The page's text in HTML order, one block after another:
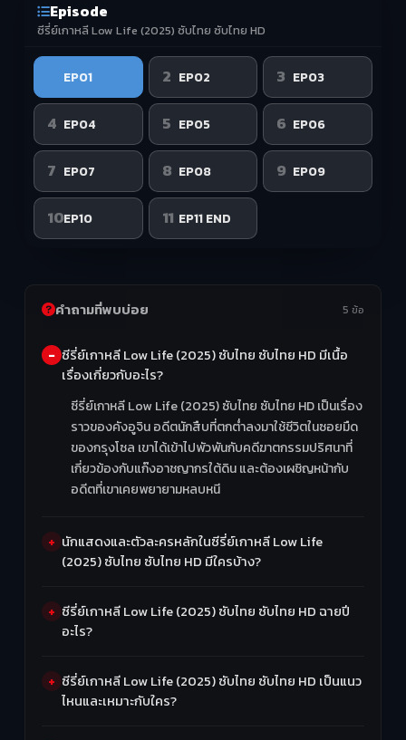
Episode
ซีรี่ย์เกาหลี Low Life (2025) ซับไทย ซับไทย HD
EP01 2 EP02 3 EP03
4 EP04 5 EP05 6 EP06
7 EP07 8 EP08 9 EP09
10EP10 11 EP11 END
คำถามที่พบบ่อย 5 ข้อ
ซีรี่ย์เกาหลี Low Life (2025) ซับไทย ซับไทย HD มีเนื้อ
เรื่องเกี่ยวกับอะไร?
ซีรี่ย์เกาหลี Low Life (2025) ซับไทย ซับไทย HD เป็นเรื่อง
ราวของคังอูจิน อดีตนักสืบที่ตกต่ำลงมาใช้ชีวิตในซอยมืด
ของกรุงโซล เขาได้เข้าไปพัวพันกับคดีฆาตกรรมปริศนาที่
เกี่ยวข้องกับแก๊งอาชญากรใต้ดิน และต้องเผชิญหน้ากับ
อดีตที่เขาเคยพยายามหลบหนี
นักแสดงและตัวละครหลักในซีรี่ย์เกาหลี Low Life
(2025) ซับไทย ซับไทย HD มีใครบ้าง?
ซีรี่ย์เกาหลี Low Life (2025) ซับไทย ซับไทย HD ฉายปี
อะไร?
ซีรี่ย์เกาหลี Low Life (2025) ซับไทย ซับไทย HD เป็นแนว
ไหนและเหมาะกับใคร?